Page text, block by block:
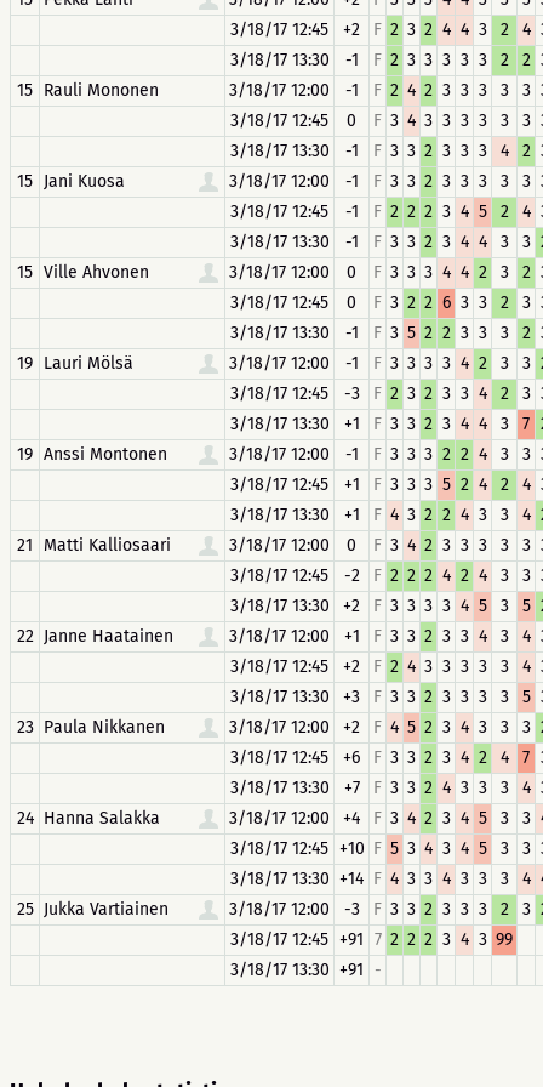
3/18/17 12:45
+2 F 2 3 2 4 4 3 2 4
3/18/17 13:30
-1 F 2 3 3 3 3 3 2 2
15 Rauli Mononen 3/18/17 12:00 -1 F 2 4 2 3 3 3 3 3
3/18/17 12:45
0 F 3 4 3 3 3 3 3 3
3/18/17 13:30
-1 F 3 3 2 3 3 3 4 2
15 Jani Kuosa 3/18/17 12:00 -1 F 3 3 2 3 3 3 3 3
3/18/17 12:45
-1 F 2 2 2 3 4 5 2 4
3/18/17 13:30
-1 F 3 3 2 3 4 4 3 3
15 Ville Ahvonen 3/18/17 12:00 0 F 3 3 3 4 4 2 3 2
3/18/17 12:45
0 F 3 2 2 6 3 3 2 3
3/18/17 13:30
-1 F 3 5 2 2 3 3 3 2
19 Lauri Mölsä 3/18/17 12:00 -1 F 3 3 3 3 4 2 3 3
3/18/17 12:45
-3 F 2 3 2 3 3 4 2 3
3/18/17 13:30
+1 F 3 3 2 3 4 4 3 7
19 Anssi Montonen 3/18/17 12:00 -1 F 3 3 3 2 2 4 3 3
3/18/17 12:45
+1 F 3 3 3 5 2 4 2 4
3/18/17 13:30
+1 F 4 3 2 2 4 3 3 4
21
Matti Kalliosaari 3/18/17 12:00 0 F 3 4 2 3 3 3 3 3
3/18/17 12:45
-2 F 2 2 2 4 2 4 3 3
3/18/17 13:30
+2 F 3 3 3 3 4 5 3 5
22 Janne Haatainen 3/18/17 12:00 +1 F 3 3 2 3 3 4 3 4
3/18/17 12:45
+2 F 2 4 3 3 3 3 3 4
3/18/17 13:30
+3 F 3 3 2 3 3 3 3 5
23 Paula Nikkanen 3/18/17 12:00 +2 F 4 5 2 3 4 3 3 3
3/18/17 12:45
+6 F 3 3 2 3 4 2 4 7
3/18/17 13:30
+7 F 3 3 2 4 3 3 3 4
24 Hanna Salakka 3/18/17 12:00 +4 F 3 4 2 3 4 5 3 3
3/18/17 12:45 +10 F 5 3 4 3 4 5 3 3
3/18/17 13:30 +14 F 4 3 3 4 3 3 3 4
25 Jukka Vartiainen 3/18/17 12:00 -3 F 3 3 2 3 3 3 2 3
3/18/17 12:45 +91 7 2 2 2 3 4 3 99
3/18/17 13:30 +91 -